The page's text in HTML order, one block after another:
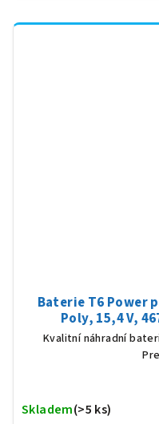
Baterie T6 Power
Poly, 15,4 V,
Kvalitní náhradní
Skladem(>5 ks)